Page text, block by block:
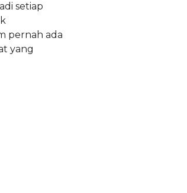
setiap
pernah ada
yang